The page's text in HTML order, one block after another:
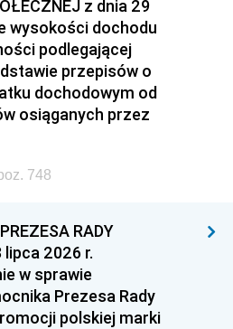
z dnia 29
wysokości dochodu
podlegającej
przepisów o
dochodowym od
osiąganych przez
748
RADY
lipca 2026 r.
w sprawie
Prezesa Rady
polskiej marki